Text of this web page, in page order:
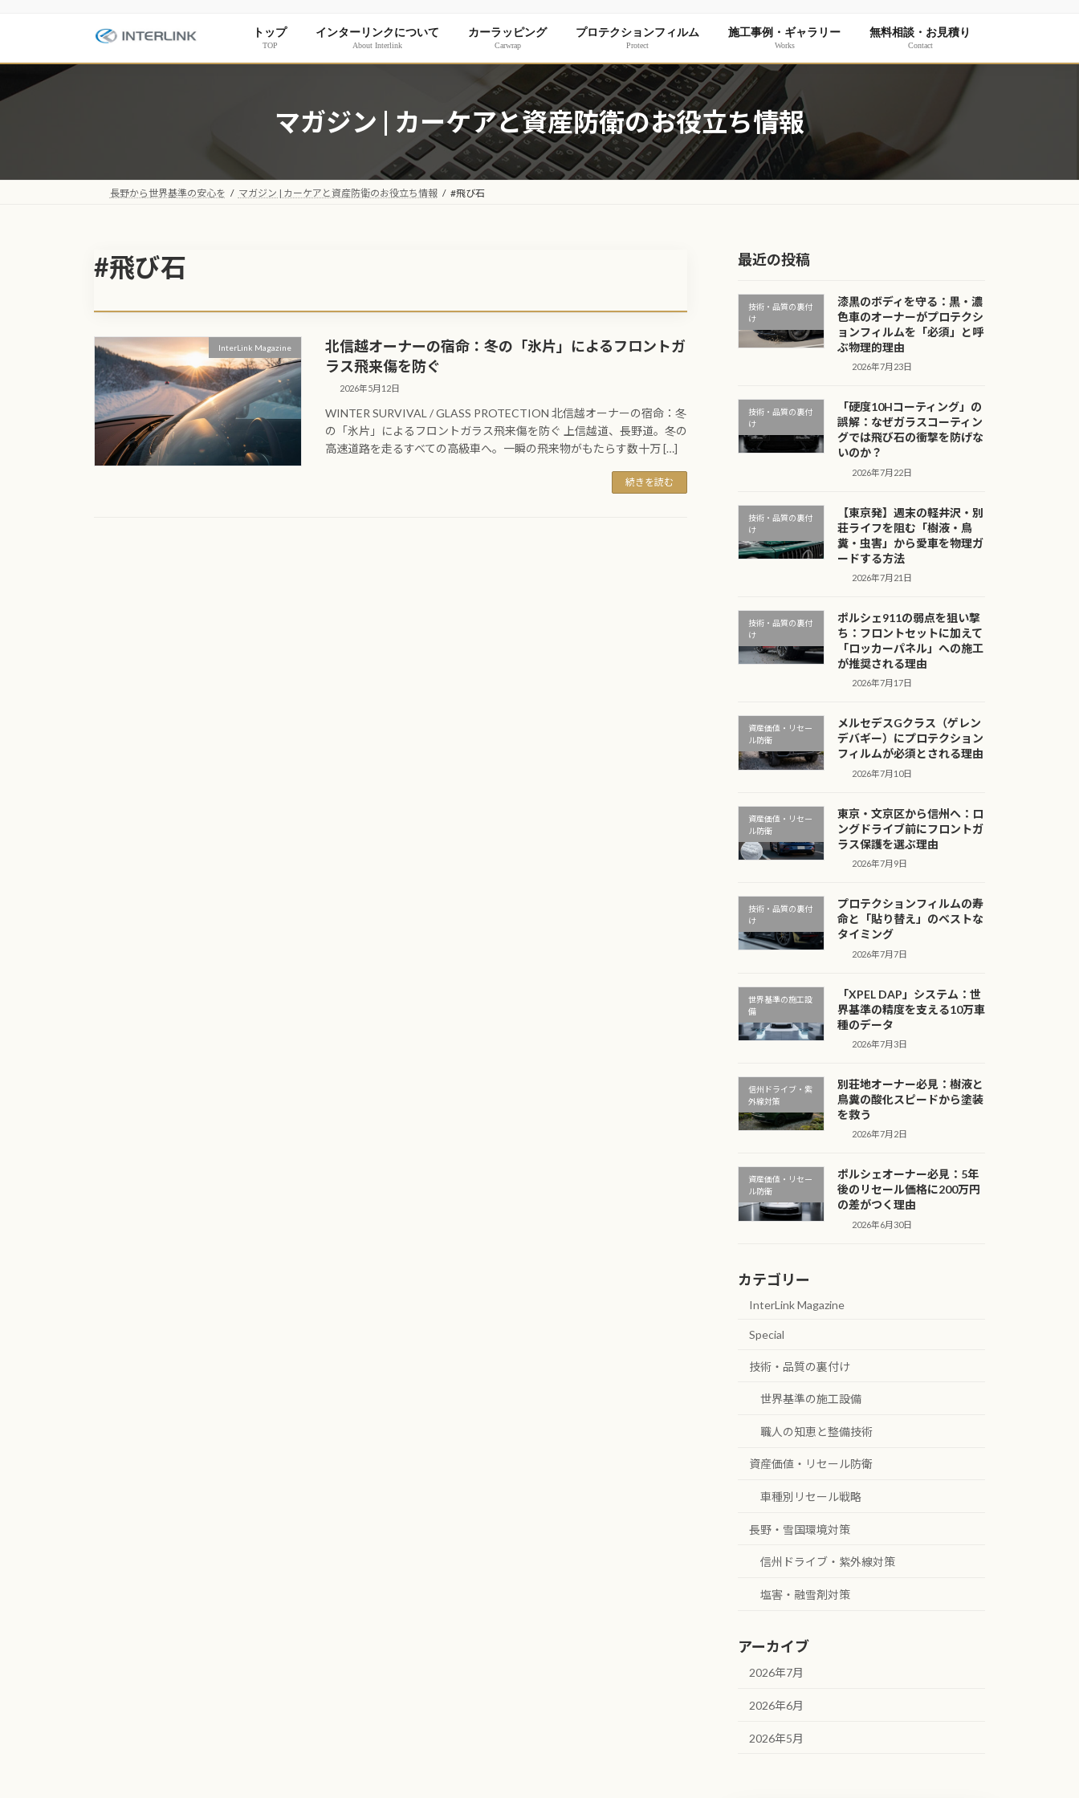
ン
へ
プ
ー
ョ
動
トップ
TOP
インターリンクについて
About Interlink
カーラッピング
Carwrap
プロテクションフィルム
Protect
施工事例・ギャラリー
Works
無料相談・お見積り
Contact
マガジン | カーケアと資産防衛のお役立ち情報
長野から世界基準の安心を マガジン | カーケアと資産防衛のお役立ち情報 #飛び石
#飛び石
InterLink Magazine
北信越オーナーの宿命：冬の「氷片」によるフロントガ
ラス飛来傷を防ぐ
2026年5月12日
WINTER SURVIVAL / GLASS PROTECTION 北信越オーナーの宿命：冬
の「氷片」によるフロントガラス飛来傷を防ぐ 上信越道、長野道。冬の
高速道路を走るすべての高級車へ。一瞬の飛来物がもたらす数十万 […]
続きを読む
最近の投稿
技術・品質の裏付
け
漆黒のボディを守る：黒・濃
色車のオーナーがプロテクシ
ョンフィルムを「必須」と呼
ぶ物理的理由
2026年7月23日
技術・品質の裏付
け
「硬度10Hコーティング」の
誤解：なぜガラスコーティン
グでは飛び石の衝撃を防げな
いのか？
2026年7月22日
技術・品質の裏付
け
【東京発】週末の軽井沢・別
荘ライフを阻む「樹液・鳥
糞・虫害」から愛車を物理ガ
ードする方法
2026年7月21日
技術・品質の裏付
け
ポルシェ911の弱点を狙い撃
ち：フロントセットに加えて
「ロッカーパネル」への施工
が推奨される理由
2026年7月17日
資産価値・リセー
ル防衛
メルセデスGクラス（ゲレン
デバギー）にプロテクション
フィルムが必須とされる理由
2026年7月10日
資産価値・リセー
ル防衛
東京・文京区から信州へ：ロ
ングドライブ前にフロントガ
ラス保護を選ぶ理由
2026年7月9日
技術・品質の裏付
け
プロテクションフィルムの寿
命と「貼り替え」のベストな
タイミング
2026年7月7日
世界基準の施工設
備
「XPEL DAP」システム：世
界基準の精度を支える10万車
種のデータ
2026年7月3日
信州ドライブ・紫
外線対策
別荘地オーナー必見：樹液と
鳥糞の酸化スピードから塗装
を救う
2026年7月2日
資産価値・リセー
ル防衛
ポルシェオーナー必見：5年
後のリセール価格に200万円
の差がつく理由
2026年6月30日
カテゴリー
InterLink Magazine
Special
技術・品質の裏付け
世界基準の施工設備
職人の知恵と整備技術
資産価値・リセール防衛
車種別リセール戦略
長野・雪国環境対策
信州ドライブ・紫外線対策
塩害・融雪剤対策
アーカイブ
2026年7月
2026年6月
2026年5月